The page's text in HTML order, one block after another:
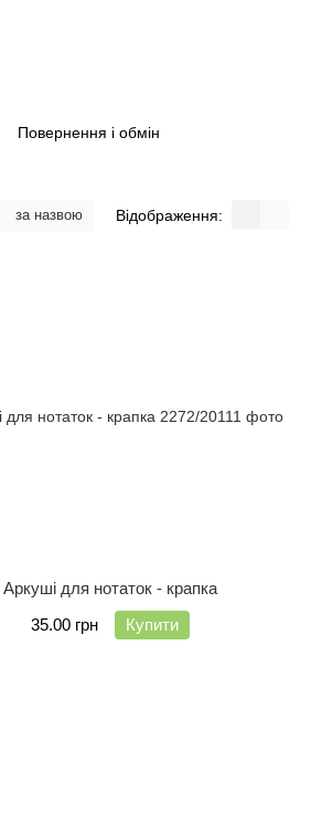
Повернення і обмін
за назвою Відображення:
Аркуші для нотаток - крапка
35.00 грн
Купити